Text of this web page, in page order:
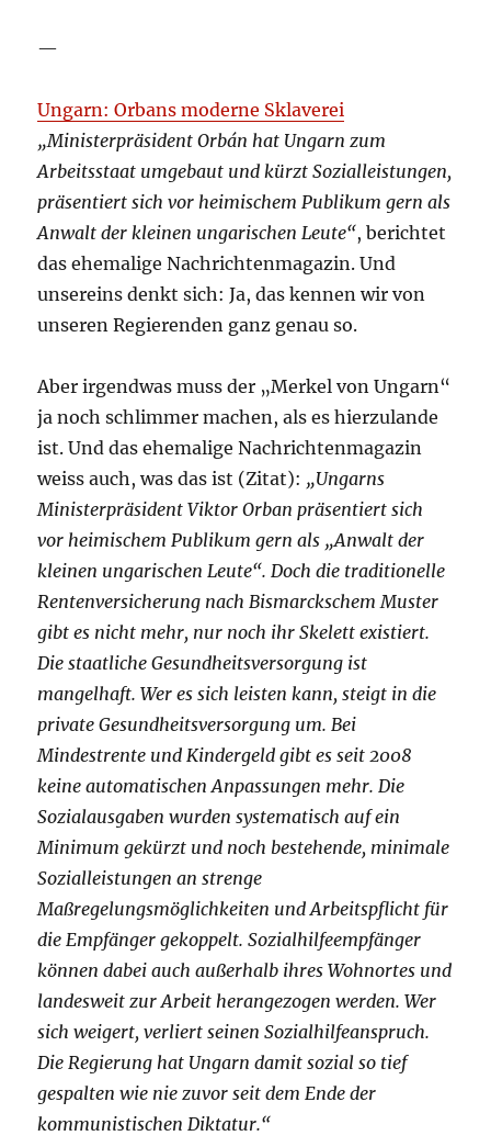
—
Ungarn: Orbans moderne Sklaverei
„Ministerpräsident Orbán hat Ungarn zum
Arbeitsstaat umgebaut und kürzt Sozialleistungen,
präsentiert sich vor heimischem Publikum gern als
Anwalt der kleinen ungarischen Leute“, berichtet
das ehemalige Nachrichtenmagazin. Und
unsereins denkt sich: Ja, das kennen wir von
unseren Regierenden ganz genau so.
Aber irgendwas muss der „Merkel von Ungarn“
ja noch schlimmer machen, als es hierzulande
ist. Und das ehemalige Nachrichtenmagazin
weiss auch, was das ist (Zitat): „Ungarns
Ministerpräsident Viktor Orban präsentiert sich
vor heimischem Publikum gern als „Anwalt der
kleinen ungarischen Leute“. Doch die traditionelle
Rentenversicherung nach Bismarckschem Muster
gibt es nicht mehr, nur noch ihr Skelett existiert.
Die staatliche Gesundheitsversorgung ist
mangelhaft. Wer es sich leisten kann, steigt in die
private Gesundheitsversorgung um. Bei
Mindestrente und Kindergeld gibt es seit 2008
keine automatischen Anpassungen mehr. Die
Sozialausgaben wurden systematisch auf ein
Minimum gekürzt und noch bestehende, minimale
Sozialleistungen an strenge
Maßregelungsmöglichkeiten und Arbeitspflicht für
die Empfänger gekoppelt. Sozialhilfeempfänger
können dabei auch außerhalb ihres Wohnortes und
landesweit zur Arbeit herangezogen werden. Wer
sich weigert, verliert seinen Sozialhilfeanspruch.
Die Regierung hat Ungarn damit sozial so tief
gespalten wie nie zuvor seit dem Ende der
kommunistischen Diktatur.“